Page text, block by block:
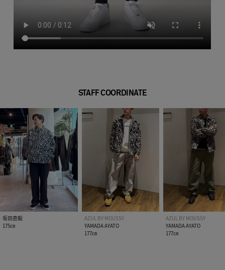
STAFF COORDINATE
坂田直毅
175㎝
AZUL BY MOUSSY
YAMADA AYATO
177㎝
AZUL BY MOUSSY
YAMADA AYATO
177㎝